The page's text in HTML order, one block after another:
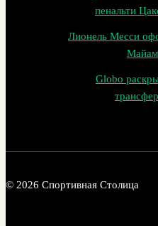
пенальти
Лионель Месси
Globo
© 2026 Спортивная Столица